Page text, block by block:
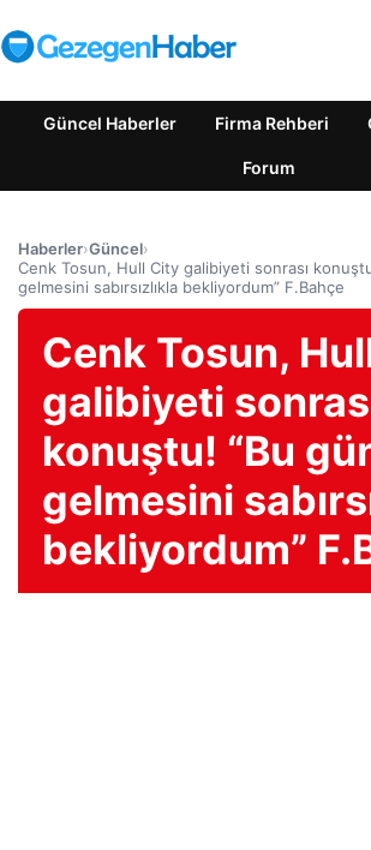
Güncel Haberler Firma Rehberi
Forum
Haberler›Güncel›
Cenk Tosun, Hull City galibiyeti sonrası
gelmesini sabırsızlıkla bekliyordum” F.Bahçe
Cenk Tosun,
galibiyeti
konuştu! “Bu
gelmesini
bekliyordum”